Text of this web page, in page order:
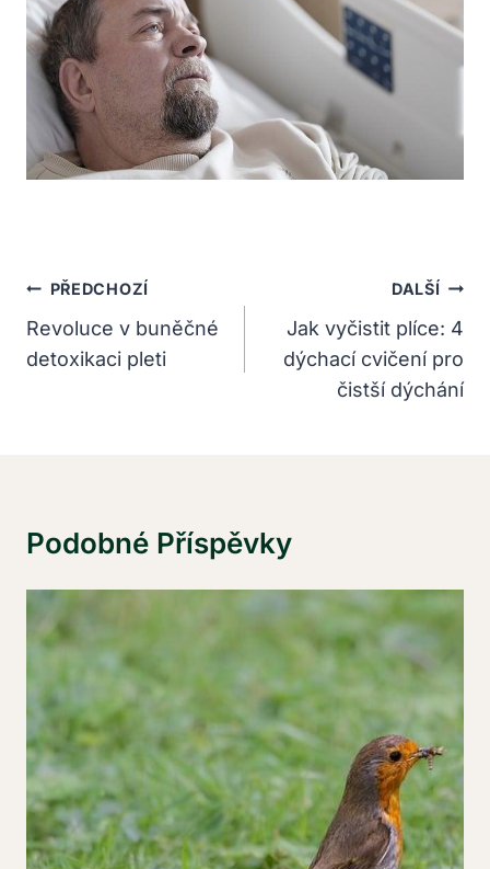
Navigace
Pro
Příspěvek
PŘEDCHOZÍ
Revoluce v buněčné
detoxikaci pleti
DALŠÍ
Jak vyčistit plíce: 4
dýchací cvičení pro
čistší dýchání
Podobné Příspěvky